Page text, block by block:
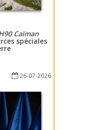
Caïman
spéciales
26-07-2026